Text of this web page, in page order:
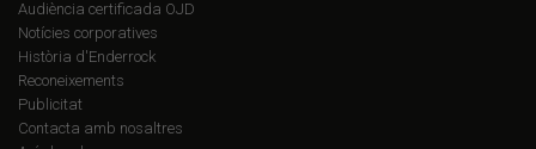
Audiència certificada OJD
Notícies corporatives
Història d'Enderrock
Reconeixements
Publicitat
Contacta amb nosaltres